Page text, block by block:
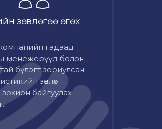
зөвлөгөө өгөх
гадаад
менежерүүд болон
бүлэгт зориулсан
зөвлөх
зохион байгуулах